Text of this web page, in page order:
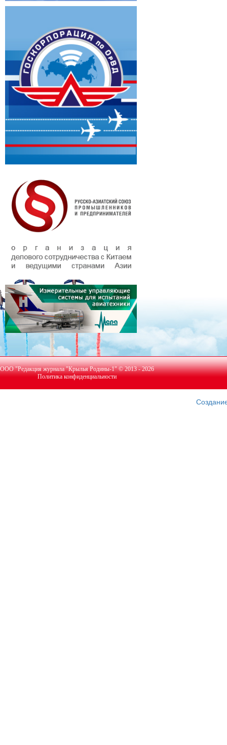
ООО "Редакция журнала "Крылья Родины-1" © 2013 - 2026
Политика конфиденциальности